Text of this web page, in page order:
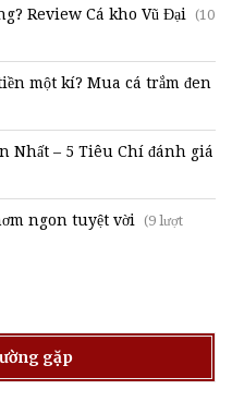
Review Cá kho Vũ Đại (10
một kí? Mua cá trắm đen
Nhất – 5 Tiêu Chí đánh giá
ngon tuyệt vời (9 lượt
gặp